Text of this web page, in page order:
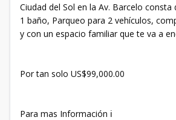
Ciudad del Sol en la Av. Barcelo consta
1 baño, Parqueo para 2 vehículos,
y con un espacio familiar que te va a
Por tan solo US$99,000.00
Para mas Información ℹ️